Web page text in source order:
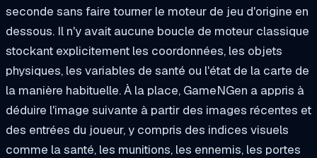
seconde sans faire tourner le moteur de jeu d'origine en
dessous. Il n'y avait aucune boucle de moteur classique
stockant explicitement les coordonnées, les objets
physiques, les variables de santé ou l'état de la carte de
la manière habituelle. À la place, GameNGen a appris à
déduire l'image suivante à partir des images récentes et
des entrées du joueur, y compris des indices visuels
comme la santé, les munitions, les ennemis, les portes